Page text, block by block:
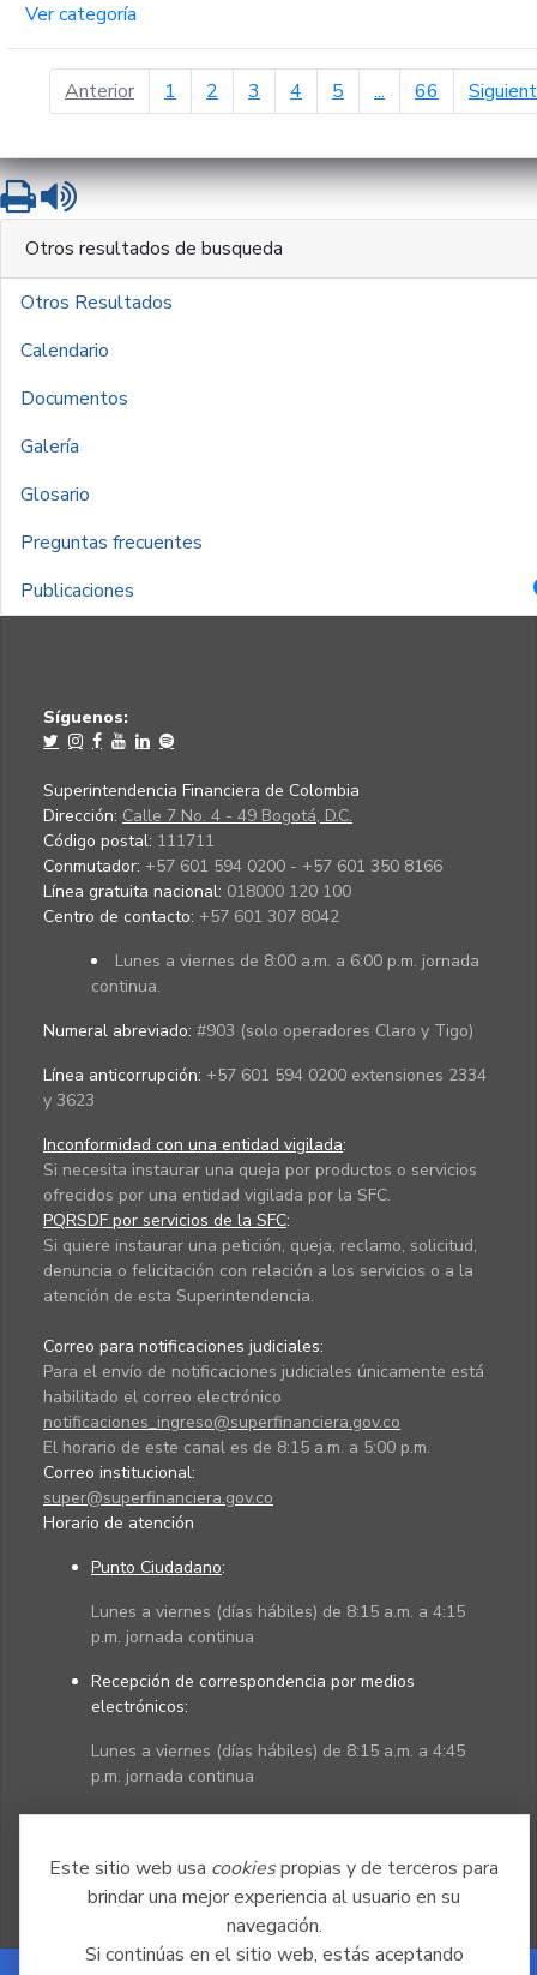
Este sitio web usa cookiespropias y de terceros para
brindar una mejor experiencia al usuario en su
navegación.
Si continúas en el sitio web, estás aceptando
Ver categoría
Anteriorpágina anterior
1 2 3 4 5 ... 66
ImprimirLeer contenido
Otros resultados de busqueda
Otros Resultados
Calendario
Documentos
Galería
Glosario
Preguntas frecuentes
Publicaciones
Síguenos:
Superintendencia Financiera de Colombia
Dirección: Calle 7 No. 4 - 49 Bogotá, D.C.
Código postal: 111711
Conmutador: +57 601 594 0200 - +57 601 350 8166
Línea gratuita nacional: 018000 120 100
Centro de contacto: +57 601 307 8042
Lunes a viernes de 8:00 a.m. a 6:00 p.m. jornada
continua.
Numeral abreviado: #903 (solo operadores Claro y Tigo)
Línea anticorrupción: +57 601 594 0200 extensiones 2334
y 3623
Inconformidad con una entidad vigilada:
Si necesita instaurar una queja por productos o servicios
ofrecidos por una entidad vigilada por la SFC.
PQRSDF por servicios de la SFC:
Si quiere instaurar una petición, queja, reclamo, solicitud,
denuncia o felicitación con relación a los servicios o a la
atención de esta Superintendencia.
Correo para notificaciones judiciales:
Para el envío de notificaciones judiciales únicamente está
habilitado el correo electrónico
notificaciones_ingreso@superfinanciera.gov.co
El horario de este canal es de 8:15 a.m. a 5:00 p.m.
Correo institucional:
super@superfinanciera.gov.co
Horario de atención
Punto Ciudadano:
Lunes a viernes (días hábiles) de 8:15 a.m. a 4:15
p.m. jornada continua
Recepción de correspondencia por medios
electrónicos:
Lunes a viernes (días hábiles) de 8:15 a.m. a 4:45
p.m. jornada continua